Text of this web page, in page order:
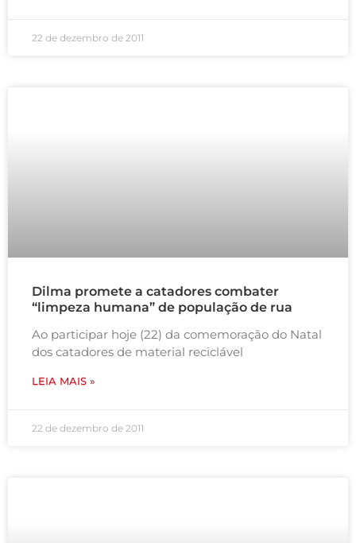
22 de dezembro de 2011
Dilma promete a catadores combater
“limpeza humana” de população de rua
Ao participar hoje (22) da comemoração do Natal
dos catadores de material reciclável
LEIA MAIS »
22 de dezembro de 2011